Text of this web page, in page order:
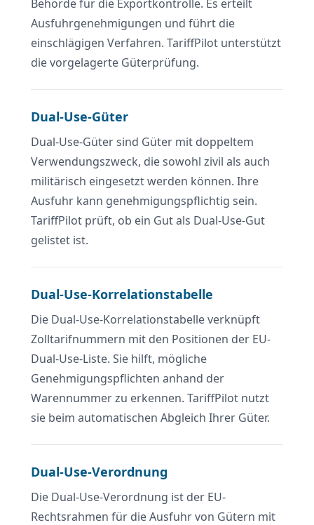
Behörde für die Exportkontrolle. Es erteilt
Ausfuhrgenehmigungen und führt die
einschlägigen Verfahren. TariffPilot unterstützt
die vorgelagerte Güterprüfung.
Dual-Use-Güter
Dual-Use-Güter sind Güter mit doppeltem
Verwendungszweck, die sowohl zivil als auch
militärisch eingesetzt werden können. Ihre
Ausfuhr kann genehmigungspflichtig sein.
TariffPilot prüft, ob ein Gut als Dual-Use-Gut
gelistet ist.
Dual-Use-Korrelationstabelle
Die Dual-Use-Korrelationstabelle verknüpft
Zolltarifnummern mit den Positionen der EU-
Dual-Use-Liste. Sie hilft, mögliche
Genehmigungspflichten anhand der
Warennummer zu erkennen. TariffPilot nutzt
sie beim automatischen Abgleich Ihrer Güter.
Dual-Use-Verordnung
Die Dual-Use-Verordnung ist der EU-
Rechtsrahmen für die Ausfuhr von Gütern mit